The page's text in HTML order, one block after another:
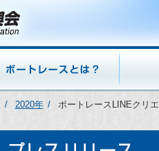
2020年
ボートレースLINEクリ